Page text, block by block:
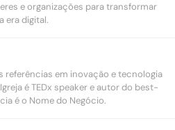
e organizações para transformar
era digital.
referências em inovação e tecnologia
é TEDx speaker e autor do best-
é o Nome do Negócio.